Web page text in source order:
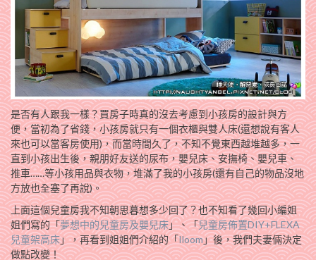
是否有人跟我一樣？買房子時真的沒去考慮到小孩房的設計與方
便，當初為了省錢，小孩房就只有一個衣櫃與雙人床(還想說有客人
來也可以當客房使用)，而當時間久了，不知不覺東西越堆越多，一
直到小孩出生後，親朋好友送的尿布，嬰兒床、安撫椅、嬰兒車、
推車……等小孩用品與衣物，堆滿了我的小孩房(還有自己的物品沒地
方放也全塞了再說)。
上面這個兒童房我不知朝思暮想多少回了？也不知看了幾回小編姐
姐們寫的「夢想中的兒童房及嬰兒床」、「兒童房佈置DIY+FLEXA
兒童架高床」，再看到姐姐們介紹的「Iloom」後，我們夫妻倆決定
做點改變！